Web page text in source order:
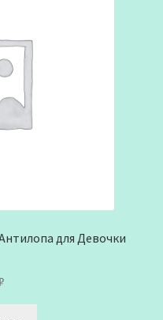
для Девочки